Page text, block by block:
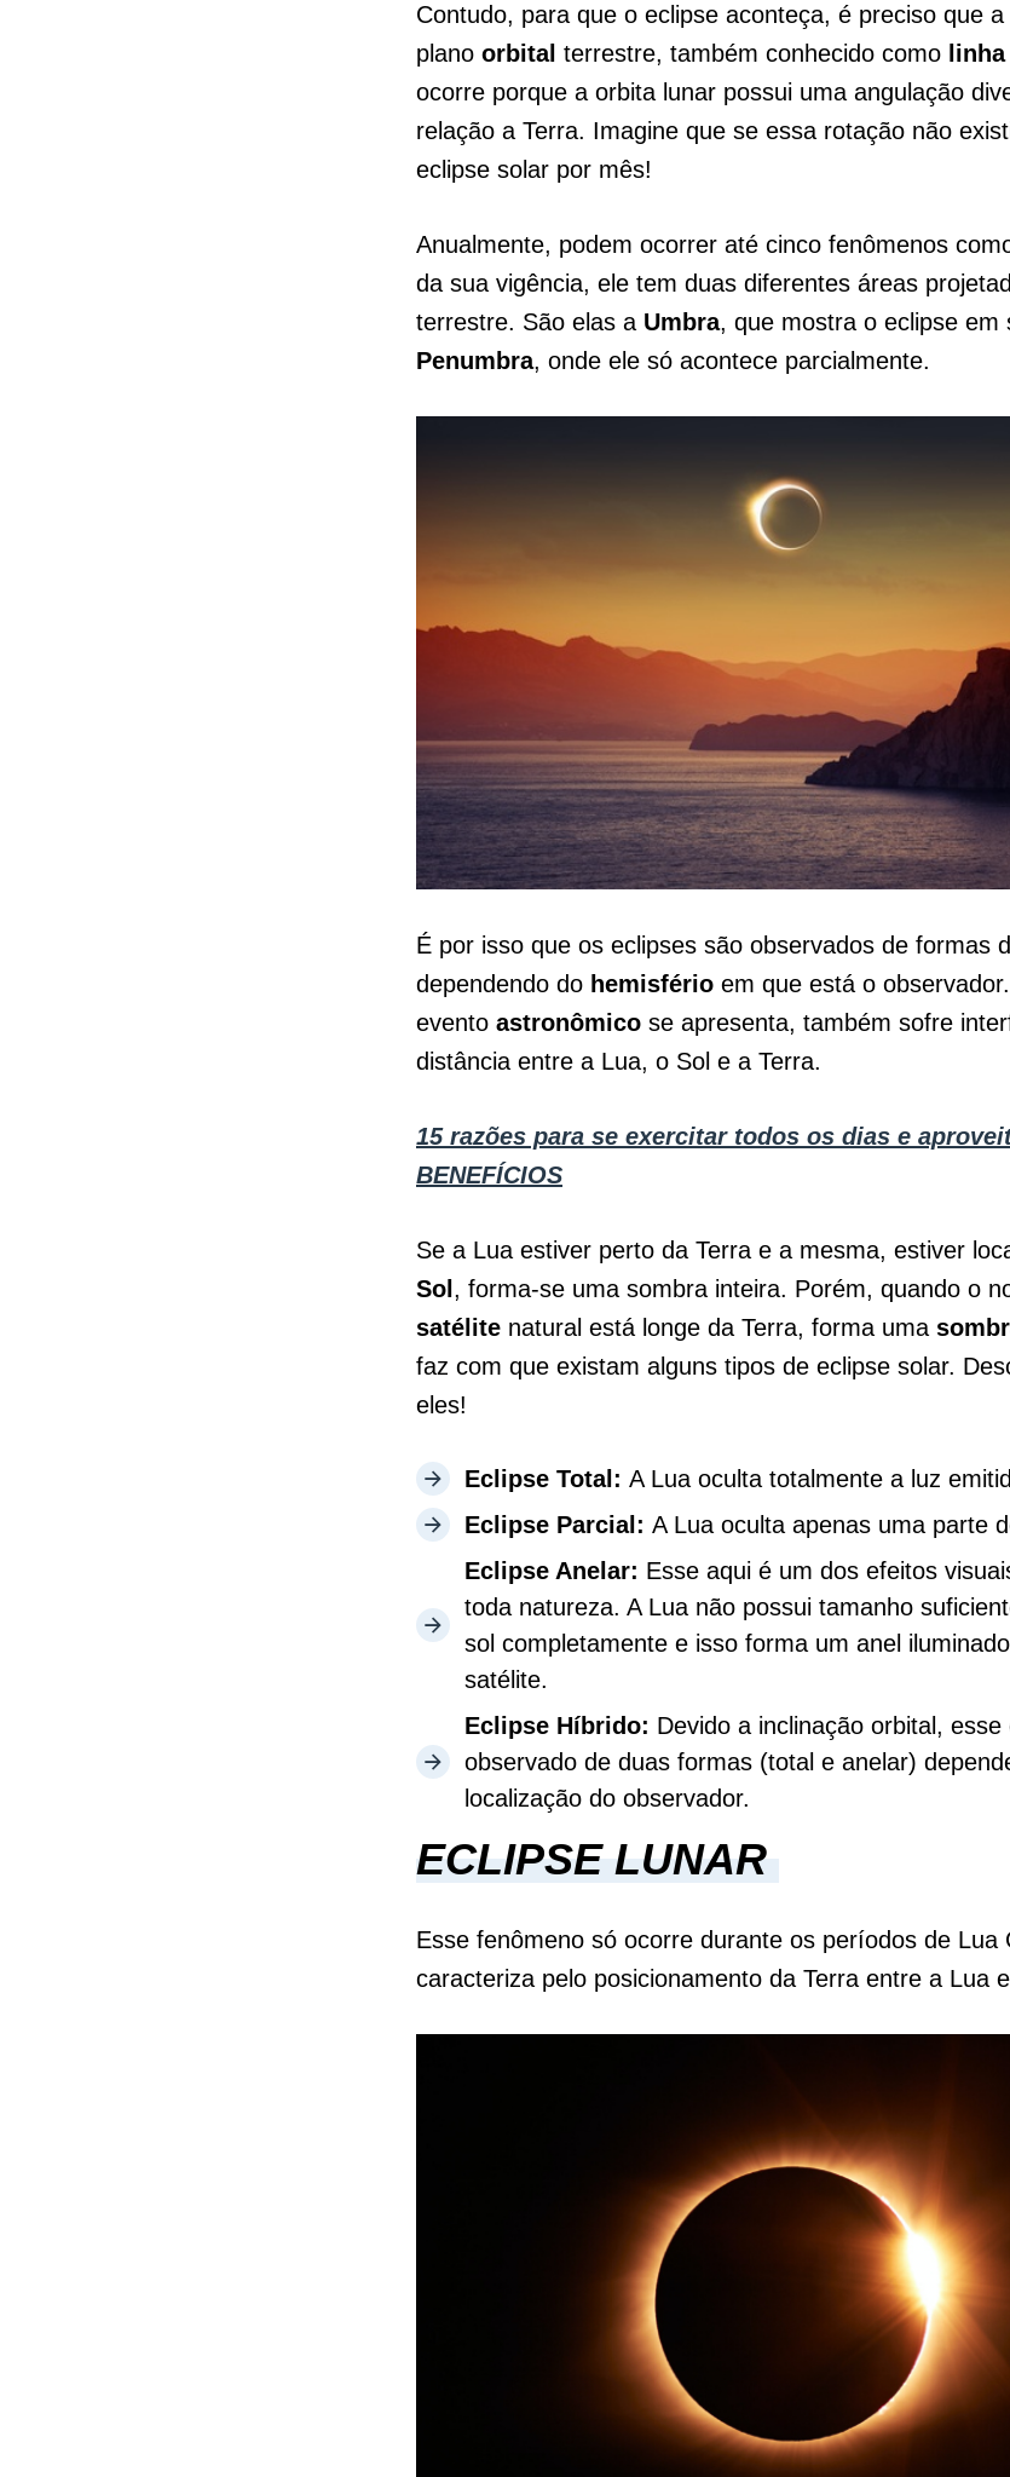
Contudo, para que o eclipse aconteça, é preciso que
plano orbital terrestre, também conhecido como
ocorre porque a orbita lunar possui uma angulação
relação a Terra. Imagine que se essa rotação não
eclipse solar por mês!
Anualmente, podem ocorrer até cinco fenômenos
da sua vigência, ele tem duas diferentes áreas
terrestre. São elas a Umbra, que mostra o eclipse em
Penumbra, onde ele só acontece parcialmente.
É por isso que os eclipses são observados de formas
dependendo do hemisfério em que está o
evento astronômico se apresenta, também sofre
distância entre a Lua, o Sol e a Terra.
15 razões para se exercitar todos os dias e
BENEFÍCIOS
Se a Lua estiver perto da Terra e a mesma, estiver
Sol , forma-se uma sombra inteira. Porém, quando o
satélite natural está longe da Terra, forma uma
faz com que existam alguns tipos de eclipse solar.
eles!
Eclipse Total: A Lua oculta totalmente a luz
Eclipse Parcial: A Lua oculta apenas uma parte
Eclipse Anelar: Esse aqui é um dos efeitos
toda natureza. A Lua não possui tamanho
sol completamente e isso forma um anel
satélite.
Eclipse Híbrido: Devido a inclinação orbital,
observado de duas formas (total e anelar)
localização do observador.
ECLIPSE LUNAR
Esse fenômeno só ocorre durante os períodos de Lua
caracteriza pelo posicionamento da Terra entre a Lua